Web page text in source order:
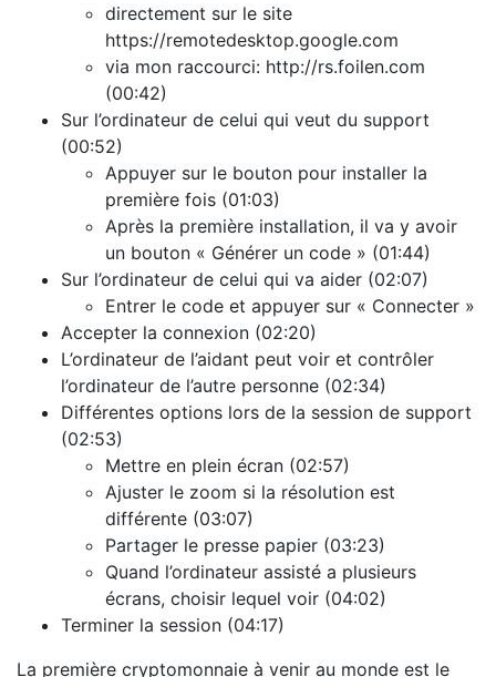
directement sur le site
https://remotedesktop.google.com
via mon raccourci: http://rs.foilen.com
(00:42)
Sur l’ordinateur de celui qui veut du support
(00:52)
Appuyer sur le bouton pour installer la
première fois (01:03)
Après la première installation, il va y avoir
un bouton « Générer un code » (01:44)
Sur l’ordinateur de celui qui va aider (02:07)
Entrer le code et appuyer sur « Connecter »
Accepter la connexion (02:20)
L’ordinateur de l’aidant peut voir et contrôler
l’ordinateur de l’autre personne (02:34)
Différentes options lors de la session de support
(02:53)
Mettre en plein écran (02:57)
Ajuster le zoom si la résolution est
différente (03:07)
Partager le presse papier (03:23)
Quand l’ordinateur assisté a plusieurs
écrans, choisir lequel voir (04:02)
Terminer la session (04:17)
La première cryptomonnaie à venir au monde est le